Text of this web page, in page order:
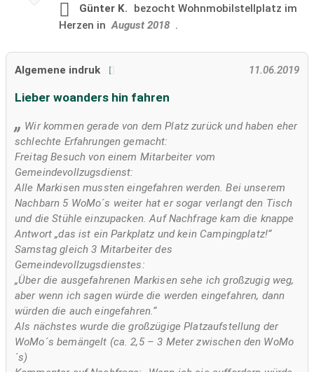
Günter K. bezocht Wohnmobilstellplatz im
Herzen in August 2018 .
Algemene indruk 11.06.2019
Lieber woanders hin fahren
Wir kommen gerade von dem Platz zurück und haben eher
schlechte Erfahrungen gemacht:
Freitag Besuch von einem Mitarbeiter vom
Gemeindevollzugsdienst:
Alle Markisen mussten eingefahren werden. Bei unserem
Nachbarn 5 WoMo´s weiter hat er sogar verlangt den Tisch
und die Stühle einzupacken. Auf Nachfrage kam die knappe
Antwort „das ist ein Parkplatz und kein Campingplatz!“
Samstag gleich 3 Mitarbeiter des
Gemeindevollzugsdienstes:
„Über die ausgefahrenen Markisen sehe ich großzugig weg,
aber wenn ich sagen würde die werden eingefahren, dann
würden die auch eingefahren.“
Als nächstes wurde die großzügige Platzaufstellung der
WoMo´s bemängelt (ca. 2,5 – 3 Meter zwischen den WoMo
´s)